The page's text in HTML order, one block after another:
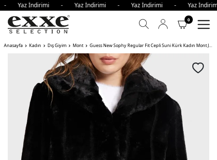
Yaz İndirimi - Yaz İndirimi - Yaz İndirimi - Yaz
0
Anasayfa Kadın Dış Giyim Mont Guess New Sophy Regular Fit Cepli Suni Kürk Kadın Mont JBLK